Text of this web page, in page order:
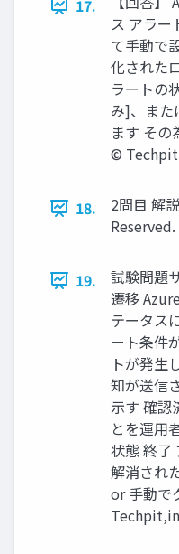
17.
ス アラー
て手動で
化された
ラートの
み]、また
ます その
©
18.
2問目 解
Reserved.
19.
試験問題
遷移
テータス
ート条件
トが発生
知が送信
示す 確認
とを運用
状態 終了
解消され
or 手動で